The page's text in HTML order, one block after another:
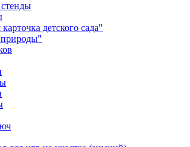
детского сада"